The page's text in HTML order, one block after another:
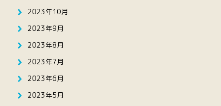
2023年10月
2023年9月
2023年8月
2023年7月
2023年6月
2023年5月